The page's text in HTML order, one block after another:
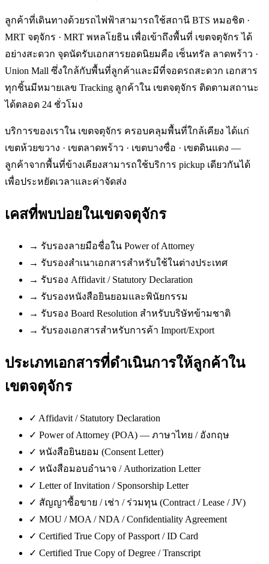
ลูกค้าที่เดินทางด้วยรถไฟฟ้าสามารถใช้สถานี BTS หมอชิต ·
MRT จตุจักร · MRT พหลโยธิน เพื่อเข้าถึงพื้นที่ เขตจตุจักร ได้
อย่างสะดวก จุดนัดรับเอกสารยอดนิยมคือ เซ็นทรัล ลาดพร้าว ·
Union Mall ซึ่งใกล้กับพื้นที่ลูกค้าและมีที่จอดรถสะดวก เอกสาร
ทุกชิ้นมีหมายเลข Tracking ลูกค้าใน เขตจตุจักร ติดตามสถานะ
ได้ตลอด 24 ชั่วโมง
บริการของเราใน เขตจตุจักร ครอบคลุมพื้นที่ใกล้เคียง ได้แก่
เขตห้วยขวาง · เขตลาดพร้าว · เขตบางซื่อ · เขตดินแดง —
ลูกค้าจากพื้นที่ข้างเคียงสามารถใช้บริการ pickup เดียวกันได้
เพื่อประหยัดเวลาและค่าจัดส่ง
เคสที่พบบ่อยในเขตจตุจักร
→ รับรองลายมือชื่อใน Power of Attorney
→ รับรองสำเนาเอกสารสำหรับใช้ในต่างประเทศ
→ รับรอง Affidavit / Statutory Declaration
→ รับรองหนังสือยินยอมและพินัยกรรม
→ รับรอง Board Resolution สำหรับบริษัทข้ามชาติ
→ รับรองเอกสารสำหรับการค้า Import/Export
ประเภทเอกสารที่ดำเนินการให้ลูกค้าใน
เขตจตุจักร
✓ Affidavit / Statutory Declaration
✓ Power of Attorney (POA) — ภาษาไทย / อังกฤษ
✓ หนังสือยินยอม (Consent Letter)
✓ หนังสือมอบอำนาจ / Authorization Letter
✓ Letter of Invitation / Sponsorship Letter
✓ สัญญาซื้อขาย / เช่า / ร่วมทุน (Contract / Lease / JV)
✓ MOU / MOA / NDA / Confidentiality Agreement
✓ Certified True Copy of Passport / ID Card
✓ Certified True Copy of Degree / Transcript